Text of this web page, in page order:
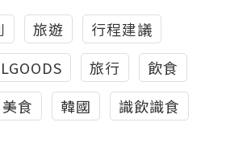
旅遊
行程建議
旅行
飲食
美食 韓國
識飲識食